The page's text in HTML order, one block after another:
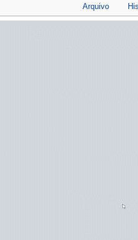
Arquivo